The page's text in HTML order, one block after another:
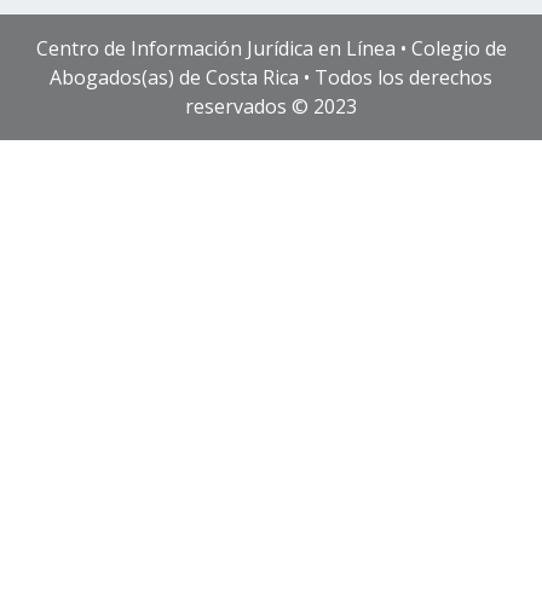
Centro de Información Jurídica en Línea • Colegio de
Abogados(as) de Costa Rica • Todos los derechos
reservados © 2023